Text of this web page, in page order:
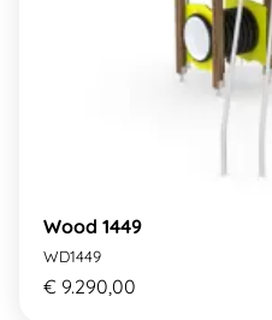
Wood 1449
WD1449
€ 9.290,00